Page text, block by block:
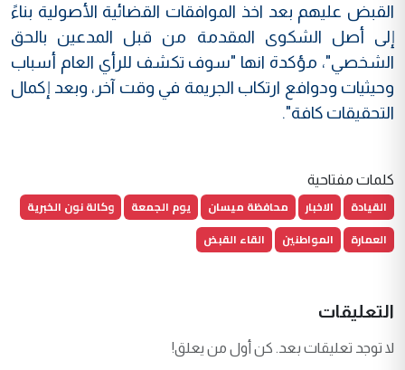
القبض عليهم بعد اخذ الموافقات القضائية الأصولية بناءً
إلى أصل الشكوى المقدمة من قبل المدعين بالحق
الشخصي"، مؤكدة انها "سوف تكشف للرأي العام أسباب
وحيثيات ودوافع ارتكاب الجريمة في وقت آخر، وبعد إكمال
التحقيقات كافة".
كلمات مفتاحية
القيادة الاخبار محافظة ميسان يوم الجمعة
وكالة نون الخبرية
العمارة
المواطنين القاء القبض
التعليقات
لا توجد تعليقات بعد. كن أول من يعلق!